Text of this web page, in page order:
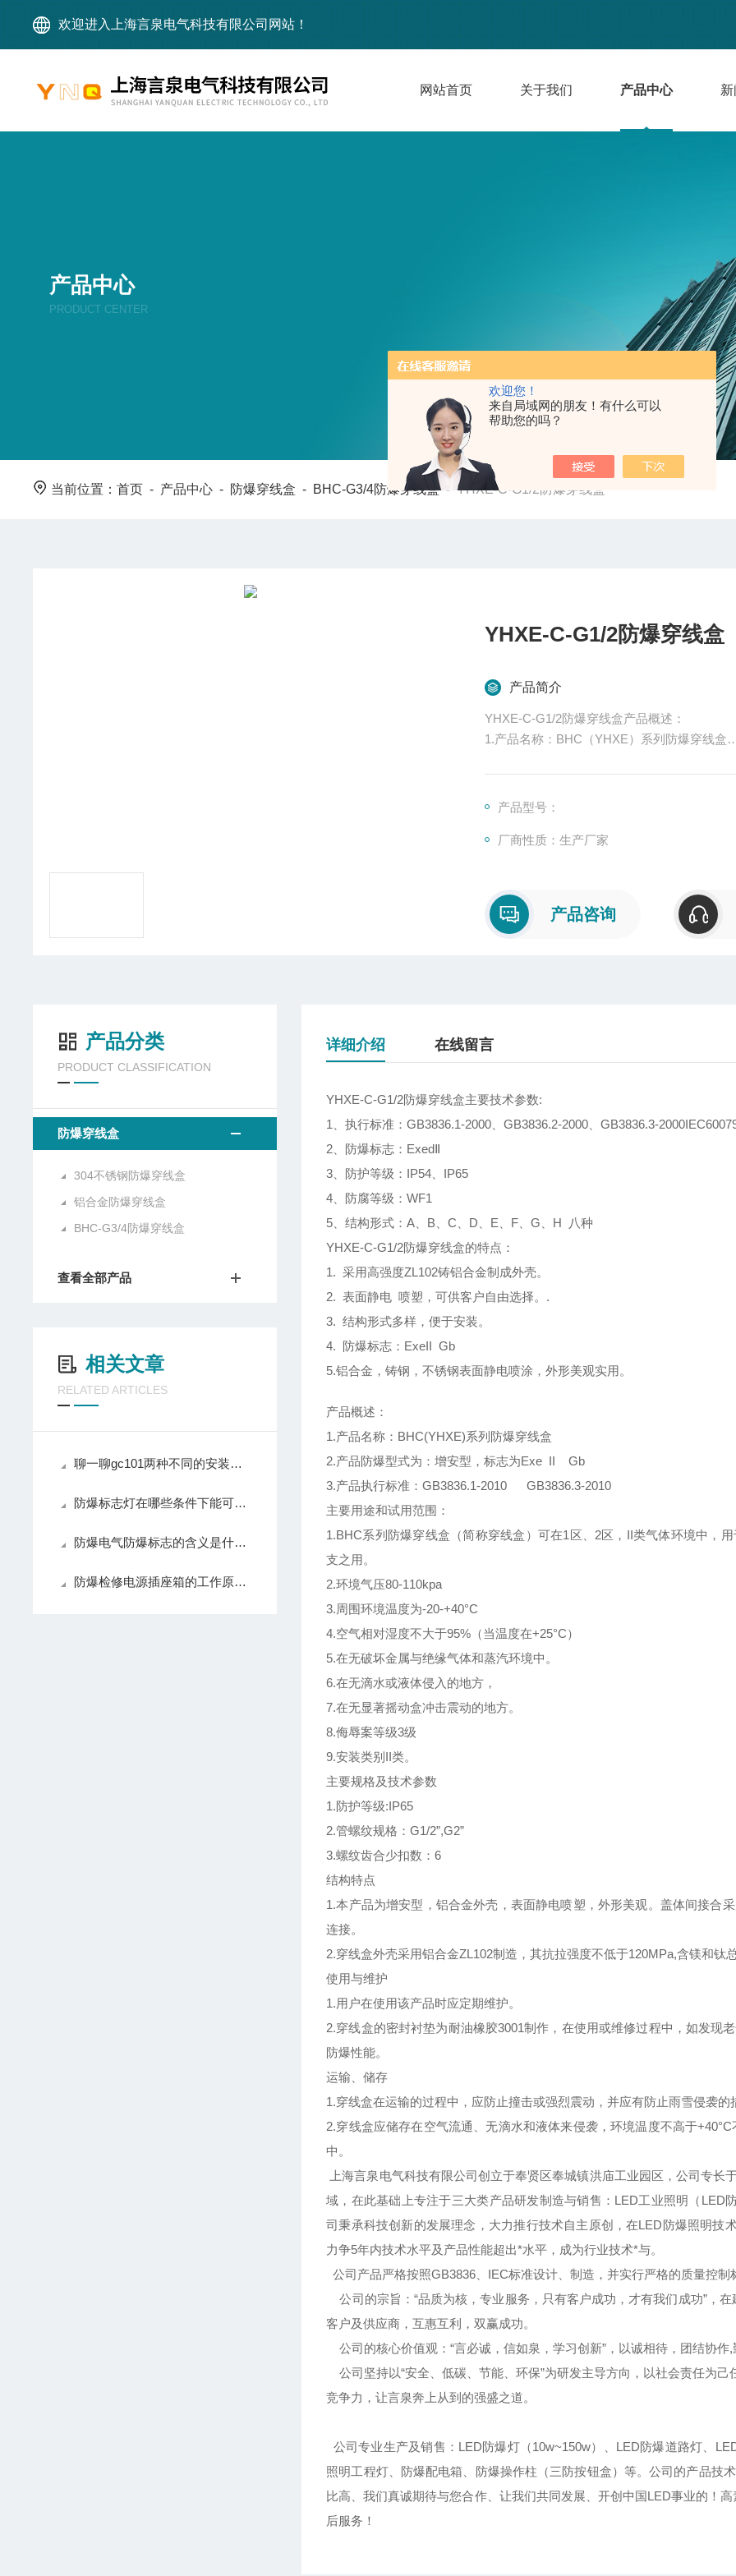
欢迎您！
来自局域网的朋友！有什么可以
帮助您的吗？
欢迎进入上海言泉电气科技有限公司网站！
网站首页 关于我们 产品中心
产品中心
PRODUCT CENTER
当前位置：首页 - 产品中心 - 防爆穿线盒 - BHC-G3/4防爆穿线盒-YHXE-C-G1/2防爆穿线盒
YHXE-C-G1/2防爆穿线盒
产品简介
YHXE-C-G1/2防爆穿线盒产品概述：
1.产品名称：BHC（YHXE）系列防爆穿线盒
主要用途和试用范围：
产品型号：
厂商性质：生产厂家
产品咨询
产品分类
PRODUCT CLASSIFICATION
防爆穿线盒
304不锈钢防爆穿线盒
铝合金防爆穿线盒
BHC-G3/4防爆穿线盒
查看全部产品
相关文章
RELATED ARTICLES
聊一聊gc101两种不同的安装方式
防爆标志灯在哪些条件下能可靠的工作
防爆电气防爆标志的含义是什么？
防爆检修电源插座箱的工作原理和特点是什么？
详细介绍 在线留言
YHXE-C-G1/2防爆穿线盒主要技术参数:
1、执行标准：GB3836.1-2000、GB3836.2-2000、GB3836.3-
2、防爆标志：ExedⅡ
3、防护等级：IP54、IP65
4、防腐等级：WF1
5、结构形式：A、B、C、D、E、F、G、H 八种
YHXE-C-G1/2防爆穿线盒的特点：
1. 采用高强度ZL102铸铝合金制成外壳。
2. 表面静电 喷塑，可供客户自由选择。.
3. 结构形式多样，便于安装。
4. 防爆标志：ExeII Gb
5.铝合金，铸钢，不锈钢表面静电喷涂，外形美观实用。
产品概述：
1.产品名称：BHC(YHXE)系列防爆穿线盒
2.产品防爆型式为：增安型，标志为Exe II Gb
3.产品执行标准：GB3836.1-2010 GB3836.3-2010
主要用途和试用范围：
1.BHC系列防爆穿线盒（简称穿线盒）可在1区、2区，II类气体环境中，
支之用。
2.环境气压80-110kpa
3.周围环境温度为-20-+40°C
4.空气相对湿度不大于95%（当温度在+25°C）
5.在无破坏金属与绝缘气体和蒸汽环境中。
6.在无滴水或液体侵入的地方，
7.在无显著摇动盒冲击震动的地方。
8.侮辱案等级3级
9.安装类别II类。
主要规格及技术参数
1.防护等级:IP65
2.管螺纹规格：G1/2”,G2”
3.螺纹齿合少扣数：6
结构特点
1.本产品为增安型，铝合金外壳，表面静电喷塑，外形美观。盖体间接合
连接。
2.穿线盒外壳采用铝合金ZL102制造，其抗拉强度不低于120MPa,含镁和钛
使用与维护
1.用户在使用该产品时应定期维护。
2.穿线盒的密封衬垫为耐油橡胶3001制作，在使用或维修过程中，如发现
防爆性能。
运输、储存
1.穿线盒在运输的过程中，应防止撞击或强烈震动，并应有防止雨雪侵袭的
2.穿线盒应储存在空气流通、无滴水和液体来侵袭，环境温度不高于
中。
上海言泉电气科技有限公司创立于奉贤区奉城镇洪庙工业园区，公司专
域，在此基础上专注于三大类产品研发制造与销售：LED工业照明（LED
司秉承科技创新的发展理念，大力推行技术自主原创，在LED防爆照明技
力争5年内技术水平及产品性能超出*水平，成为行业技术*与。
公司产品严格按照GB3836、IEC标准设计、制造，并实行严格的质量控
公司的宗旨：“品质为核，专业服务，只有客户成功，才有我们成功”，
客户及供应商，互惠互利，双赢成功。
公司的核心价值观：“言必诚，信如泉，学习创新”，以诚相待，团结协
公司坚持以“安全、低碳、节能、环保”为研发主导方向，以社会责任为
竞争力，让言泉奔上从到的强盛之道。
公司专业生产及销售：LED防爆灯（10w~150w）、LED防爆道路灯、
照明工程灯、防爆配电箱、防爆操作柱（三防按钮盒）等。公司的产品技
比高、我们真诚期待与您合作、让我们共同发展、开创中国LED事业的！
后服务！